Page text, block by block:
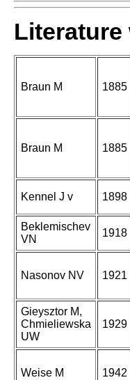
Literature
Braun M
1885
Braun M 1885
Kennel J v 1898
Beklemischev
VN
1918
Nasonov NV 1921
Gieysztor M,
Chmieliewska
UW
1929
Weise M
1942